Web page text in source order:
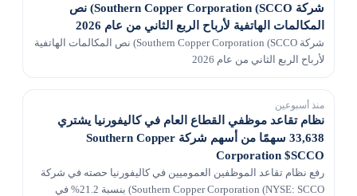
شركة Southern Copper Corporation (SCCO) نص
المكالمات الهاتفية لأرباح الربع الثاني من عام 2026
شركة Southern Copper Corporation (SCCO) نص المكالمات الهاتفية
لأرباح الربع الثاني من عام 2026
منذ أسبوعين
نظام تقاعد موظفي القطاع العام في كاليفورنيا يشتري
33,638 سهمًا من أسهم شركة Southern Copper
Corporation $SCCO
رفع نظام تقاعد الموظفين العموميين في كاليفورنيا حصته في شركة
Southern Copper Corporation (NYSE: SCCO) بنسبة 21.2% في